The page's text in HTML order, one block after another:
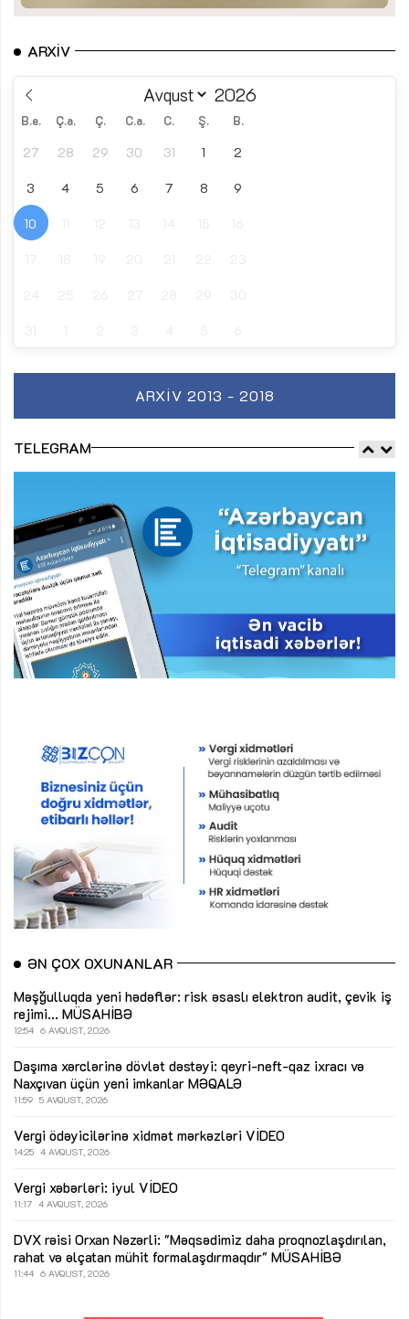
ARXIV
B.e. Ç.a. Ç. C.a. C. Ş. B.
27 28 29 30 31 1 2
3 4 5 6 7 8 9
10
ARXIV 2013 - 2018
TELEGRAM
ƏN ÇOX OXUNANLAR
Məşğulluqda yeni hədəflər: risk əsaslı elektron audit, çevik iş
rejimi... MÜSAHİBƏ
12:54 6 AVQUST, 2026
Daşıma xərclərinə dövlət dəstəyi: qeyri-neft-qaz ixracı və
Naxçıvan üçün yeni imkanlar MƏQALƏ
11:59 5 AVQUST, 2026
Vergi ödəyicilərinə xidmət mərkəzləri VİDEO
14:25 4 AVQUST, 2026
Vergi xəbərləri: iyul VİDEO
11:17 4 AVQUST, 2026
DVX rəisi Orxan Nəzərli: "Məqsədimiz daha proqnozlaşdırılan,
rahat və əlçatan mühit formalaşdırmaqdır" MÜSAHİBƏ
11:44 6 AVQUST, 2026